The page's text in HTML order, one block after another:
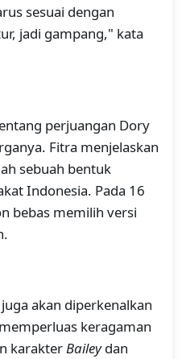
sesuai dengan
jadi gampang," kata
perjuangan Dory
Fitra menjelaskan
sebuah bentuk
Indonesia. Pada 16
bebas memilih versi
akan diperkenalkan
keragaman
karakterBaileydan